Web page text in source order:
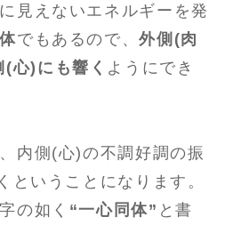
見えないエネルギーを発
でもあるので、外側(肉
(心)にも響く ようにでき
内側(心)の不調好調の振
ということになります。
の如く “一心同体” と書